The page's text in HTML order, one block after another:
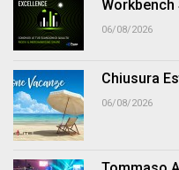
Workbench
06/08/2026
Chiusura
06/08/2026